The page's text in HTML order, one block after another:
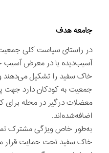
جامعه هدف
در راستای سیاست کلی
آسیب‌دیده یا در معرض آسیب
خاک سفید را تشکیل می‌دهند
جمعیت به کودکان دارد جهت
معضلات درگیر در محله برای
اضافه‌شده‌اند.
به‌طور خاص ویژگی مشترک
خاک سفید تحت حمایت قرار